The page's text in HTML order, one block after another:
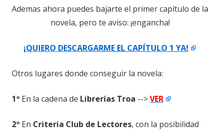
Ademas ahora puedes bajarte el primer capítulo de la
novela, pero te aviso: ¡engancha!
¡QUIERO DESCARGARME EL CAPÍTULO 1 YA!
Otros lugares donde conseguir la novela:
1º En la cadena de Librerías Troa -->VER
2º En Criteria Club de Lectores, con la posibilidad